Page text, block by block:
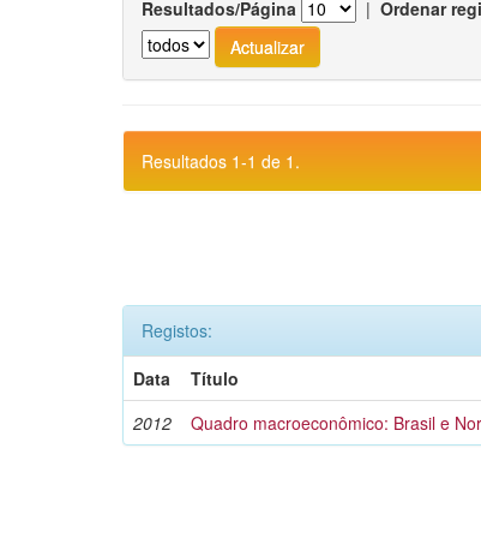
Resultados/Página | Ordenar
Resultados 1-1 de 1.
Registos:
Data
Título
2012
Quadro macroeconômico: Brasil e